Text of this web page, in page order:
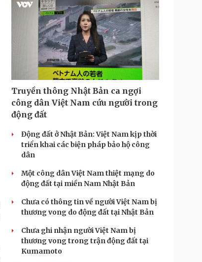
Truyền thông Nhật Bản ca ngợi
công dân Việt Nam cứu người trong
động đất
Động đất ở Nhật Bản: Việt Nam kịp thời
triển khai các biện pháp bảo hộ công
dân
Một công dân Việt Nam thiệt mạng do
động đất tại miền Nam Nhật Bản
Chưa có thông tin về người Việt Nam bị
thương vong do động đất tại Nhật Bản
Chưa ghi nhận người Việt Nam bị
thương vong trong trận động đất tại
Kumamoto